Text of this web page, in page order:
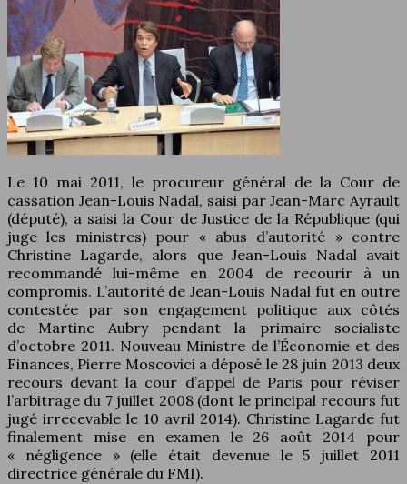
Le 10 mai 2011, le procureur général de la Cour de
cassation Jean-Louis Nadal, saisi par Jean-Marc Ayrault
(député), a saisi la Cour de Justice de la République (qui
juge les ministres) pour « abus d’autorité » contre
Christine Lagarde, alors que Jean-Louis Nadal avait
recommandé lui-même en 2004 de recourir à un
compromis. L’autorité de Jean-Louis Nadal fut en outre
contestée par son engagement politique aux côtés
de Martine Aubry pendant la primaire socialiste
d’octobre 2011. Nouveau Ministre de l’Économie et des
Finances, Pierre Moscovici a déposé le 28 juin 2013 deux
recours devant la cour d’appel de Paris pour réviser
l’arbitrage du 7 juillet 2008 (dont le principal recours fut
jugé irrecevable le 10 avril 2014). Christine Lagarde fut
finalement mise en examen le 26 août 2014 pour
« négligence » (elle était devenue le 5 juillet 2011
directrice générale du FMI).